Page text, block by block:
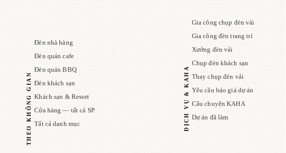
THEO KHÔNG GIAN
Đèn nhà hàng
Đèn quán cafe
Đèn quán BBQ
Đèn khách sạn
Khách sạn & Resort
Cửa hàng — tất cả SP
Tất cả danh mục
DỊCH VỤ & KAHA
Gia công chụp đèn vải
Gia công đèn trang trí
Xưởng đèn vải
Chụp đèn khách sạn
Thay chụp đèn vải
Yêu cầu báo giá dự án
Câu chuyện KAHA
Dự án đã làm